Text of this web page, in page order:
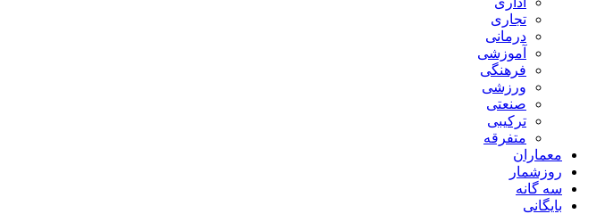
تجاری
درمانی
آموزشی
فرهنگی
ورزشی
صنعتی
ترکیبی
متفرقه
معماران
روزشمار
سه گانه
بایگانی